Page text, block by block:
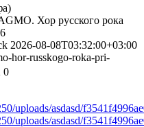
Хор русского рока
2026-08-08T03:32:00+03:00
hor-russkogo-roka-pri-
0
uploads/asdasd/
uploads/asdasd/